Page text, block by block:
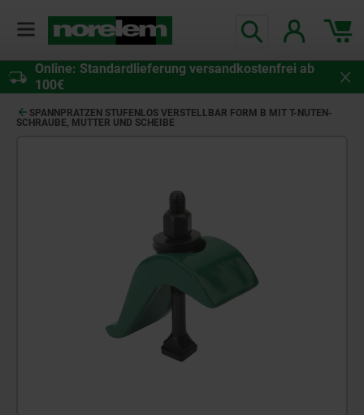
Online: Standardlieferung versandkostenfrei ab
100€
SPANNPRATZEN STUFENLOS VERSTELLBAR FORM B MIT T-NUTEN-
SCHRAUBE, MUTTER UND SCHEIBE